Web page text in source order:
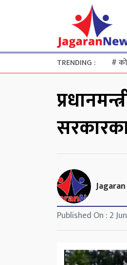
TRENDING : #
सरकारका
Published On : 2